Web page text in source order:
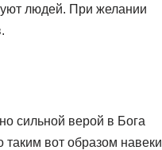
людей. При желании
сильной верой в Бога
вот образом навеки